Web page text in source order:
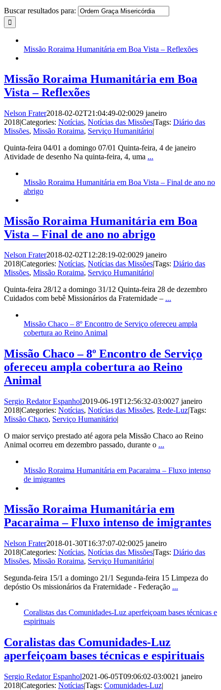
Buscar resultados para:
Missão Roraima Humanitária em Boa Vista – Reflexões
Missão Roraima Humanitária em Boa
Vista – Reflexões
Nelson Frater2018-02-02T21:04:49-02:0029 janeiro
2018|Categories: Notícias, Notícias das Missões|Tags: Diário das
Missões, Missão Roraima, Serviço Humanitário|
Quinta-feira 04/01 a domingo 07/01 Quinta-feira, 4 de janeiro
Atividade de desenho Na quinta-feira, 4, uma ...
Missão Roraima Humanitária em Boa Vista – Final de ano no
abrigo
Missão Roraima Humanitária em Boa
Vista – Final de ano no abrigo
Nelson Frater2018-02-02T12:28:19-02:0029 janeiro
2018|Categories: Notícias, Notícias das Missões|Tags: Diário das
Missões, Missão Roraima, Serviço Humanitário|
Quinta-feira 28/12 a domingo 31/12 Quinta-feira 28 de dezembro
Cuidados com bebê Missionários da Fraternidade – ...
Missão Chaco – 8º Encontro de Serviço ofereceu ampla
cobertura ao Reino Animal
Missão Chaco – 8º Encontro de Serviço
ofereceu ampla cobertura ao Reino
Animal
Sergio Redator Espanhol2019-06-19T12:56:32-03:0027 janeiro
2018|Categories: Notícias, Notícias das Missões, Rede-Luz|Tags:
Missão Chaco, Serviço Humanitário|
O maior serviço prestado até agora pela Missão Chaco ao Reino
Animal ocorreu em dezembro passado, durante o ...
Missão Roraima Humanitária em Pacaraima – Fluxo intenso
de imigrantes
Missão Roraima Humanitária em
Pacaraima – Fluxo intenso de imigrantes
Nelson Frater2018-01-30T16:37:07-02:0025 janeiro
2018|Categories: Notícias, Notícias das Missões|Tags: Diário das
Missões, Missão Roraima, Serviço Humanitário|
Segunda-feira 15/1 a domingo 21/1 Segunda-feira 15 Limpeza do
depóstio Os missionários da Fraternidade - Federação ...
Coralistas das Comunidades-Luz aperfeiçoam bases técnicas e
espirituais
Coralistas das Comunidades-Luz
aperfeiçoam bases técnicas e espirituais
Sergio Redator Espanhol2021-06-05T09:06:02-03:0021 janeiro
2018|Categories: Notícias|Tags: Comunidades-Luz|